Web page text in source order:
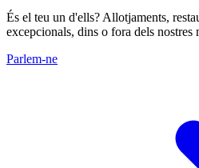
És el teu un d'ells? Allotjaments,
excepcionals, dins o fora dels nostres
Parlem-ne